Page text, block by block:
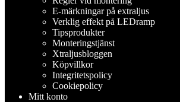
E-märkningar på extraljus
Verklig effekt på LEDramp
Tipsprodukter
Monteringstjänst
Xtraljusbloggen
Köpvillkor
Integritetspolicy
Cookiepolicy
Mitt konto